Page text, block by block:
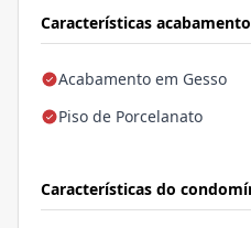
Características
Acabamento em Gesso
Piso de Porcelanato
Características do